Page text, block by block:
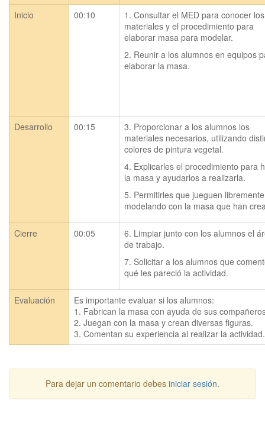
Inicio 00:10
1. Consultar el MED para conocer los
materiales y el procedimiento para
elaborar masa para modelar.
2. Reunir a los alumnos en equipos
elaborar la masa.
Desarrollo 00:15
3. Proporcionar a los alumnos los
materiales necesarios, utilizando
colores de pintura vegetal.
4. Explicarles el procedimiento para
la masa y ayudarlos a realizarla.
5. Permitirles que jueguen libremente
modelando con la masa que han
Cierre 00:05
6. Limpiar junto con los alumnos el
de trabajo.
7. Solicitar a los alumnos que
qué les pareció la actividad.
Evaluación
Es importante evaluar si los alumnos:
1. Fabrican la masa con ayuda de sus
2. Juegan con la masa y crean diversas figuras.
3. Comentan su experiencia al realizar la actividad.
Para dejar un comentario debes iniciar sesión.